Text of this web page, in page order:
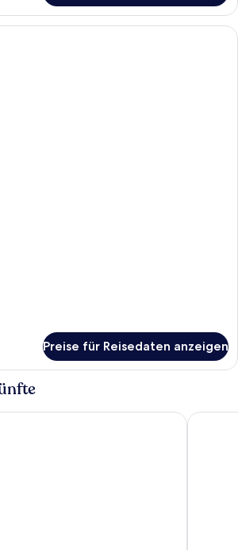
Preise für Reisedaten anzeigen
Purpan Zénith